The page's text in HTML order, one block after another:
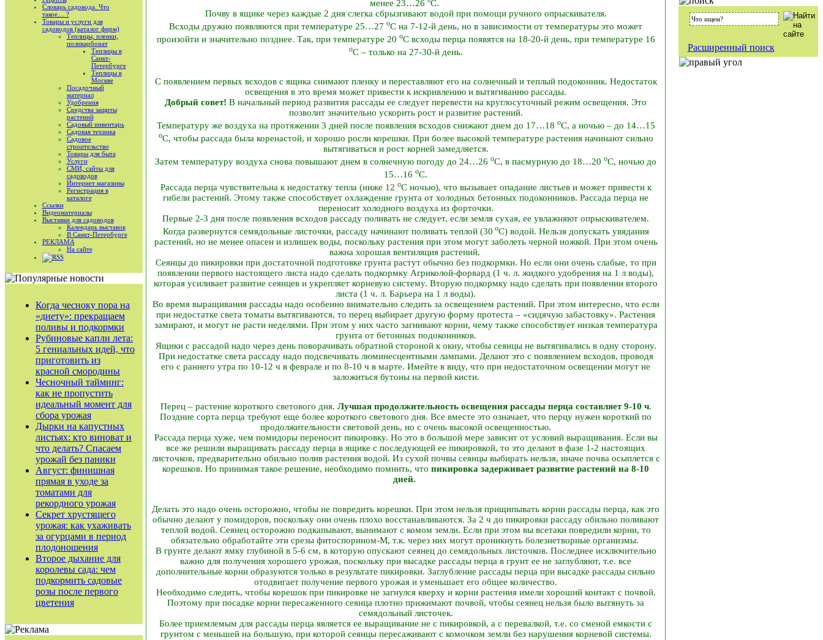
Словарь садовода. Что
такое… ?
Товары и услуги для
садоводов (каталог фирм)
Теплицы, пленки,
поликарбонат
Теплицы в
Санкт-
Петербурге
Теплицы в
Москве
Посадочный
материал
Удобрения
Средства защиты
растений
Садовый инвентарь
Садовая техника
Садовое
строительство
Товары для быта
Услуги
СМИ, сайты для
садоводов
Интернет магазины
Регистрация в
каталоге
Ссылки
Видеоматериалы
Выставки для садоводов
Календарь выставок
В Санкт-Петербурге
РЕКЛАМА
На сайте
RSS
Когда чесноку пора на
«диету»: прекращаем
поливы и подкормки
Рубиновые капли лета:
5 гениальных идей, что
приготовить из
красной смородины
Чесночный тайминг:
как не пропустить
идеальный момент для
сбора урожая
Дырки на капустных
листьях: кто виноват и
что делать? Спасаем
урожай без паники
Август: финишная
прямая в уходе за
томатами для
рекордного урожая
Секрет хрустящего
урожая: как ухаживать
за огурцами в период
плодоношения
Второе дыхание для
королевы сада: чем
подкормить садовые
розы после первого
цветения
менее 23…26
С.
Почву в ящике через каждые 2 дня слегка сбрызгивают водой при помощи ручного опрыскивателя.
Всходы дружно появляются при температуре 25…27 оС на 7-12-й день, но в зависимости от температуры это может
произойти и значительно позднее. Так, при температуре 20 оС всходы перца появятся на 18-20-й день, при температуре 16
оС – только на 27-30-й день.
С появлением первых всходов с ящика снимают пленку и переставляют его на солнечный и теплый подоконник. Недостаток
освещения в это время может привести к искривлению и вытягиванию рассады.
Добрый совет! В начальный период развития рассады ее следует перевести на круглосуточный режим освещения. Это
позволит значительно ускорить рост и развитие растений.
Температуру же воздуха на протяжении 3 дней после появления всходов снижают днем до 17…18 оС, а ночью – до 14…15
оС, чтобы рассада была коренастой, и хорошо росли корешки. При более высокой температуре растения начинают сильно
вытягиваться и рост корней замедляется.
Затем температуру воздуха снова повышают днем в солнечную погоду до 24…26 оС, в пасмурную до 18…20 оС, ночью до
15…16 оС.
Рассада перца чувствительна к недостатку тепла (ниже 12 оС ночью), что вызывает опадание листьев и может привести к
гибели растений. Этому также способствует охлаждение грунта от холодных бетонных подоконников. Рассада перца не
переносит холодного воздуха из форточки.
Первые 2-3 дня после появления всходов рассаду поливать не следует, если земля сухая, ее увлажняют опрыскивателем.
Когда развернутся семядольные листочки, рассаду начинают поливать теплой (30 оС) водой. Нельзя допускать увядания
растений, но не менее опасен и излишек воды, поскольку растения при этом могут заболеть черной ножкой. При этом очень
важна хорошая вентиляция растений.
Сеянцы до пикировки при достаточной подготовке грунта растут обычно без подкормки. Но если они очень слабые, то при
появлении первого настоящего листа надо сделать подкормку Агриколой-форвард (1 ч. л. жидкого удобрения на 1 л воды),
которая усиливает развитие сеянцев и укрепляет корневую систему. Вторую подкормку надо сделать при появлении второго
листа (1 ч. л. Барьера на 1 л воды).
Во время выращивания рассады надо особенно внимательно следить за освещением растений. При этом интересно, что если
при недостатке света томаты вытягиваются, то перец выбирает другую форму протеста – «сидячую забастовку». Растения
замирают, и могут не расти неделями. При этом у них часто загнивают корни, чему также способствует низкая температура
грунта от бетонных подоконников.
Ящики с рассадой надо через день поворачивать обратной стороной к окну, чтобы сеянцы не вытягивались в одну сторону.
При недостатке света рассаду надо подсвечивать люминесцентными лампами. Делают это с появлением всходов, проводя
его с раннего утра по 10-12 ч в феврале и по 8-10 ч в марте. Имейте в виду, что при недостаточном освещении могут не
заложиться бутоны на первой кисти.
Перец – растение короткого светового дня. Лучшая продолжительность освещения рассады перца составляет 9-10 ч.
Поздние сорта перца требуют еще более короткого светового дня. Все вместе это означает, что перцу нужен короткий по
продолжительности световой день, но с очень высокой освещенностью.
Рассада перца хуже, чем помидоры переносит пикировку. Но это в большой мере зависит от условий выращивания. Если вы
все же решили выращивать рассаду перца в ящике с последующей ее пикировкой, то это делают в фазе 1-2 настоящих
листочков, предварительно обильно полив растения водой. Из сухой почвы сеянцы выбирать нельзя, иначе почва осыплется с
корешков. Но принимая такое решение, необходимо помнить, что пикировка задерживает развитие растений на 8-10
дней.
Делать это надо очень осторожно, чтобы не повредить корешки. При этом нельзя прищипывать корни рассады перца, как это
обычно делают у помидоров, поскольку они очень плохо восстанавливаются. За 2 ч до пикировки рассаду обильно поливают
теплой водой. Сеянец осторожно подкапывают, вынимают с комом земли. Если при этом вы все­таки повредили корни, то
обязательно обработайте эти срезы фитоспорином-М, т.к. через них могут проникнуть болезнетворные организмы.
В грунте делают ямку глубиной в 5-6 см, в которую опускают сеянец до семядольных листочков. Последнее исключительно
важно для получения хорошего урожая, поскольку при высадке рассады перца в грунт ее не заглубляют, т.е. все
дополнительные корни образуются только в результате пикировки. Заглубление рассады перца при высадке рассады сильно
отодвигает получение первого урожая и уменьшает его общее количество.
Необходимо следить, чтобы корешок при пикировке не загнулся кверху и корни растения имели хороший контакт с почвой.
Поэтому при посадке корни пересаженного сеянца плотно прижимают почвой, чтобы сеянец нельзя было вытянуть за
семядольный листочек.
Более приемлемым для рассады перца является ее выращивание не с пикировкой, а с перевалкой, т.е. со сменой емкости с
грунтом с меньшей на большую, при которой сеянцы пересаживают с комочком земли без нарушения корневой системы.
Расширенный поиск